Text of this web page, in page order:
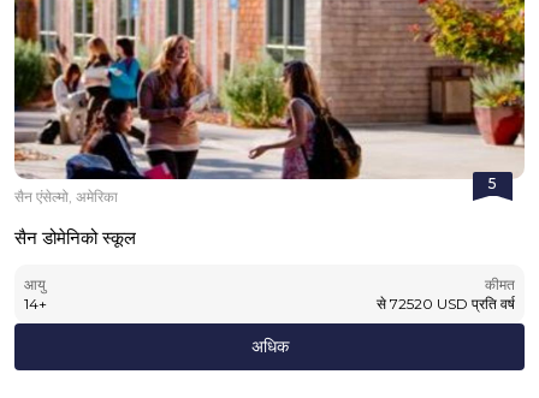
5
सैन एंसेल्मो, अमेरिका
सैन डोमेनिको स्कूल
आयु
14+
कीमत
से 72520 USD प्रति वर्ष
अधिक